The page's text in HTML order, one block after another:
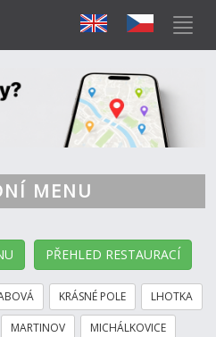
MENU
PŘEHLED RESTAURACÍ
KRÁSNÉ POLE LHOTKA
MARTINOV MICHÁLKOVICE